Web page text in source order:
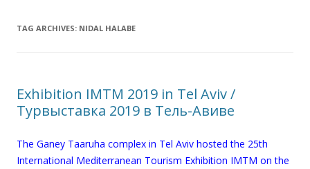
TAG ARCHIVES: NIDAL HALABE
Exhibition IMTM 2019 in Tel Aviv /
Турвыставка 2019 в Тель-Авиве
The Ganey Taaruha complex in Tel Aviv hosted the 25th
International Mediterranean Tourism Exhibition IMTM on the